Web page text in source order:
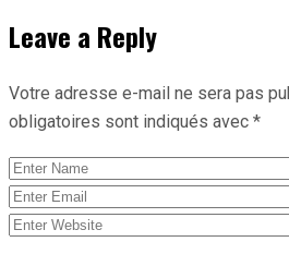
Leave a Reply
Votre adresse e-mail ne sera pas
obligatoires sont indiqués avec *